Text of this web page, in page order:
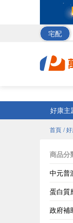
宅配
好康主
首頁 /
商品分
中元普
蛋白質
政府補